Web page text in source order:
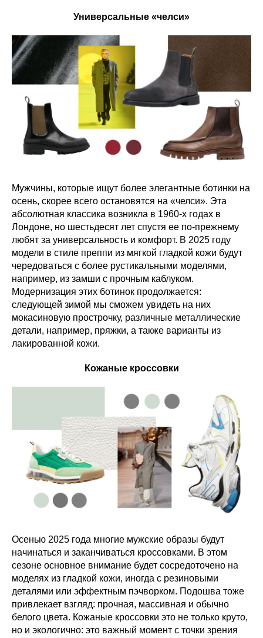
Универсальные «челси»
Мужчины, которые ищут более элегантные ботинки на
осень, скорее всего остановятся на «челси». Эта
абсолютная классика возникла в 1960-х годах в
Лондоне, но шестьдесят лет спустя ее по-прежнему
любят за универсальность и комфорт. В 2025 году
модели в стиле преппи из мягкой гладкой кожи будут
чередоваться с более рустикальными моделями,
например, из замши с прочным каблуком.
Модернизация этих ботинок продолжается:
следующей зимой мы сможем увидеть на них
мокасиновую прострочку, различные металлические
детали, например, пряжки, а также варианты из
лакированной кожи.
Кожаные кроссовки
Осенью 2025 года многие мужские образы будут
начинаться и заканчиваться кроссовками. В этом
сезоне основное внимание будет сосредоточено на
моделях из гладкой кожи, иногда с резиновыми
деталями или эффектным пэчворком. Подошва тоже
привлекает взгляд: прочная, массивная и обычно
белого цвета. Кожаные кроссовки это не только круто,
но и экологично: это важный момент с точки зрения